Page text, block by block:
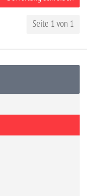
Seite 1 von 1